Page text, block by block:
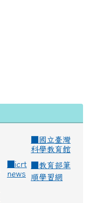
國立臺灣
科學教育館
icrt
news
教育部筆
順學習網